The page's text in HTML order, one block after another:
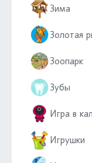
Зима
Золотая
Зоопарк
Зубы
Игра в
Игрушки